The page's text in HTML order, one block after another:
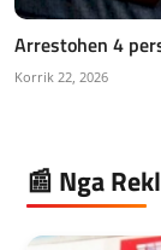
Arrestohen 4
Korrik 22, 2026
📰 Nga